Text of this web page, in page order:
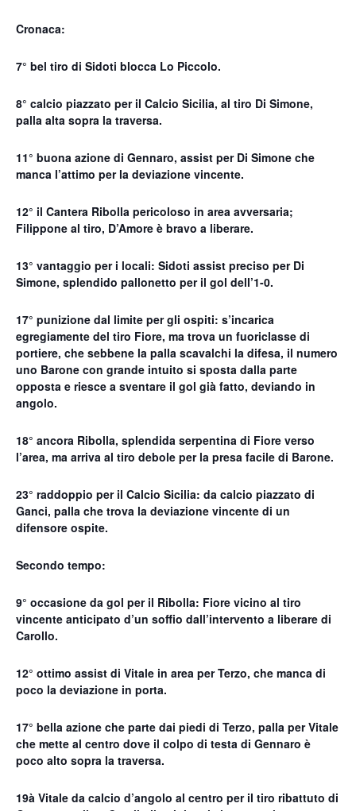
Cronaca:
7° bel tiro di Sidoti blocca Lo Piccolo.
8° calcio piazzato per il Calcio Sicilia, al tiro Di Simone,
palla alta sopra la traversa.
11° buona azione di Gennaro, assist per Di Simone che
manca l’attimo per la deviazione vincente.
12° il Cantera Ribolla pericoloso in area avversaria;
Filippone al tiro, D’Amore è bravo a liberare.
13° vantaggio per i locali: Sidoti assist preciso per Di
Simone, splendido pallonetto per il gol dell’1-0.
17° punizione dal limite per gli ospiti: s’incarica
egregiamente del tiro Fiore, ma trova un fuoriclasse di
portiere, che sebbene la palla scavalchi la difesa, il numero
uno Barone con grande intuito si sposta dalla parte
opposta e riesce a sventare il gol già fatto, deviando in
angolo.
18° ancora Ribolla, splendida serpentina di Fiore verso
l’area, ma arriva al tiro debole per la presa facile di Barone.
23° raddoppio per il Calcio Sicilia: da calcio piazzato di
Ganci, palla che trova la deviazione vincente di un
difensore ospite.
Secondo tempo:
9° occasione da gol per il Ribolla: Fiore vicino al tiro
vincente anticipato d’un soffio dall’intervento a liberare di
Carollo.
12° ottimo assist di Vitale in area per Terzo, che manca di
poco la deviazione in porta.
17° bella azione che parte dai piedi di Terzo, palla per Vitale
che mette al centro dove il colpo di testa di Gennaro è
poco alto sopra la traversa.
19à Vitale da calcio d’angolo al centro per il tiro ribattuto di